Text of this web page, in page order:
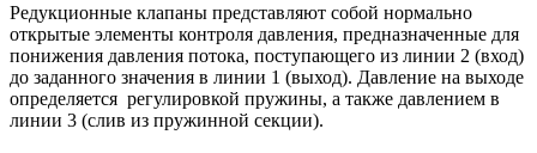
Редукционные клапаны представляют собой нормально
открытые элементы контроля давления, предназначенные для
понижения давления потока, поступающего из линии 2 (вход)
до заданного значения в линии 1 (выход). Давление на выходе
определяется регулировкой пружины, а также давлением в
линии 3 (слив из пружинной секции).